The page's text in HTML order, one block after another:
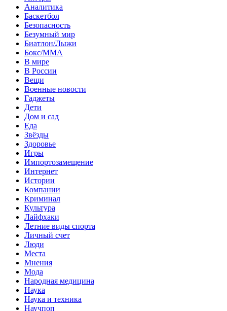
Аналитика
Баскетбол
Безопасность
Безумный мир
Биатлон/Лыжи
Бокс/MMA
В мире
В России
Вещи
Военные новости
Гаджеты
Дети
Дом и сад
Еда
Звёзды
Здоровье
Игры
Импортозамещение
Интернет
Истории
Компании
Криминал
Культура
Лайфхаки
Летние виды спорта
Личный счет
Люди
Места
Мнения
Мода
Народная медицина
Наука
Наука и техника
Научпоп